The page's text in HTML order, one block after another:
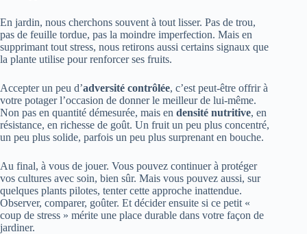
En jardin, nous cherchons souvent à tout lisser. Pas de trou,
pas de feuille tordue, pas la moindre imperfection. Mais en
supprimant tout stress, nous retirons aussi certains signaux que
la plante utilise pour renforcer ses fruits.
Accepter un peu d’adversité contrôlée, c’est peut-être offrir à
votre potager l’occasion de donner le meilleur de lui-même.
Non pas en quantité démesurée, mais en densité nutritive, en
résistance, en richesse de goût. Un fruit un peu plus concentré,
un peu plus solide, parfois un peu plus surprenant en bouche.
Au final, à vous de jouer. Vous pouvez continuer à protéger
vos cultures avec soin, bien sûr. Mais vous pouvez aussi, sur
quelques plants pilotes, tenter cette approche inattendue.
Observer, comparer, goûter. Et décider ensuite si ce petit «
coup de stress » mérite une place durable dans votre façon de
jardiner.